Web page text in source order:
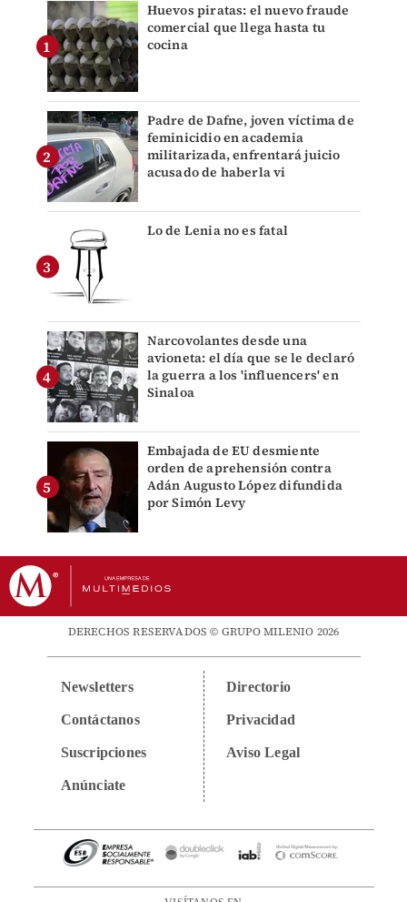
Huevos piratas: el nuevo fraude
comercial que llega hasta tu
cocina
Padre de Dafne, joven víctima de
feminicidio en academia
militarizada, enfrentará juicio
acusado de haberla vi
Lo de Lenia no es fatal
Narcovolantes desde una
avioneta: el día que se le declaró
la guerra a los 'influencers' en
Sinaloa
Embajada de EU desmiente
orden de aprehensión contra
Adán Augusto López difundida
por Simón Levy
DERECHOS RESERVADOS © GRUPO MILENIO 2026
Newsletters
Contáctanos
Suscripciones
Anúnciate
Directorio
Privacidad
Aviso Legal